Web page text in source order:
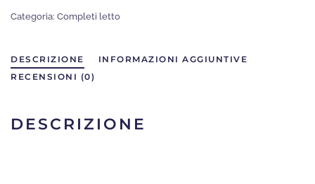
Categoria: Completi letto
DESCRIZIONE
INFORMAZIONI AGGIUNTIVE
RECENSIONI (0)
DESCRIZIONE